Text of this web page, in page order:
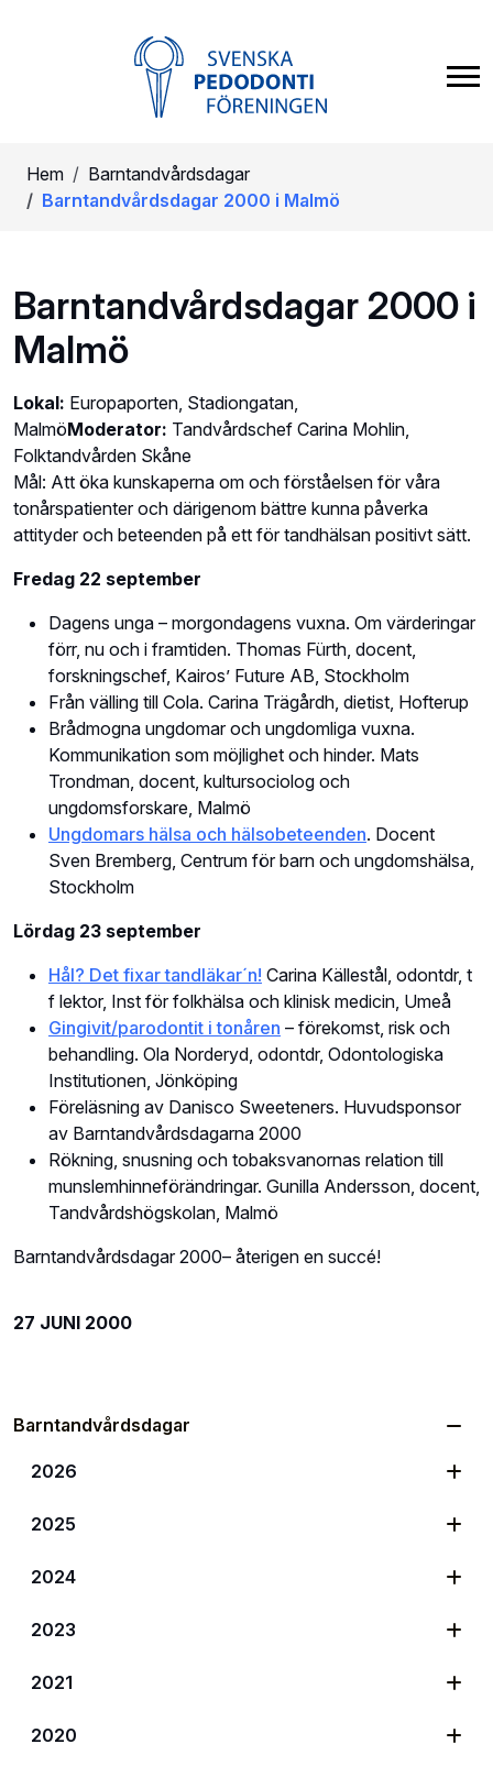
Hem
Barntandvårdsdagar
Barntandvårdsdagar 2000 i Malmö
Barntandvårdsdagar 2000 i
Malmö
Lokal: Europaporten, Stadiongatan,
MalmöModerator: Tandvårdschef Carina Mohlin,
Folktandvården Skåne
Mål: Att öka kunskaperna om och förståelsen för våra
tonårspatienter och därigenom bättre kunna påverka
attityder och beteenden på ett för tandhälsan positivt sätt.
Fredag 22 september
Dagens unga – morgondagens vuxna. Om värderingar
förr, nu och i framtiden. Thomas Fürth, docent,
forskningschef, Kairos’ Future AB, Stockholm
Från välling till Cola. Carina Trägårdh, dietist, Hofterup
Brådmogna ungdomar och ungdomliga vuxna.
Kommunikation som möjlighet och hinder. Mats
Trondman, docent, kultursociolog och
ungdomsforskare, Malmö
Ungdomars hälsa och hälsobeteenden. Docent
Sven Bremberg, Centrum för barn och ungdomshälsa,
Stockholm
Lördag 23 september
Hål? Det fixar tandläkar´n! Carina Källestål, odontdr, t
f lektor, Inst för folkhälsa och klinisk medicin, Umeå
Gingivit/parodontit i tonåren – förekomst, risk och
behandling. Ola Norderyd, odontdr, Odontologiska
Institutionen, Jönköping
Föreläsning av Danisco Sweeteners. Huvudsponsor
av Barntandvårdsdagarna 2000
Rökning, snusning och tobaksvanornas relation till
munslemhinneförändringar. Gunilla Andersson, docent,
Tandvårdshögskolan, Malmö
Barntandvårdsdagar 2000– återigen en succé!
27 JUNI 2000
Barntandvårdsdagar
2026
2025
2024
2023
2021
2020